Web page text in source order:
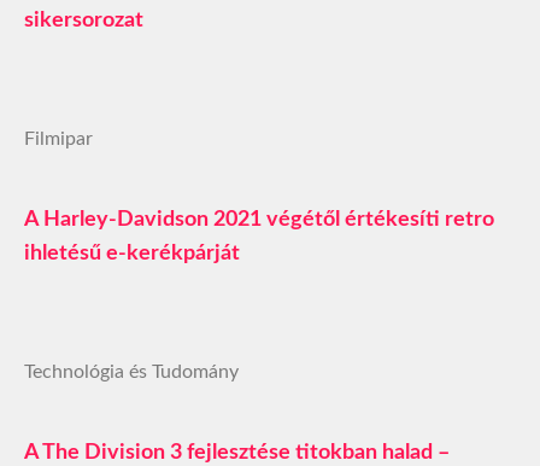
sikersorozat
Filmipar
A Harley-Davidson 2021 végétől értékesíti retro
ihletésű e-kerékpárját
Technológia és Tudomány
A The Division 3 fejlesztése titokban halad –